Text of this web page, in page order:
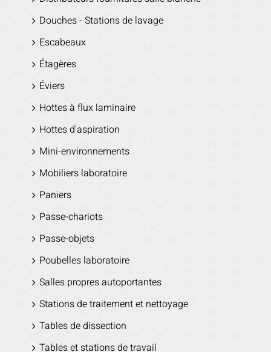
Douches - Stations de lavage
Escabeaux
Étagères
Éviers
Hottes à flux laminaire
Hottes d'aspiration
Mini-environnements
Mobiliers laboratoire
Paniers
Passe-chariots
Passe-objets
Poubelles laboratoire
Salles propres autoportantes
Stations de traitement et nettoyage
Tables de dissection
Tables et stations de travail